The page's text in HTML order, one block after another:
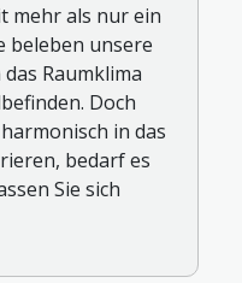
mehr als nur ein
beleben unsere
Raumklima
Doch
in das
bedarf es
Sie sich